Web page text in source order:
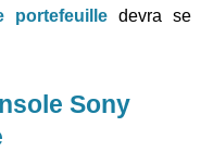
portefeuilledevra se
Sony